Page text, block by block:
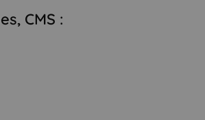
CMS :